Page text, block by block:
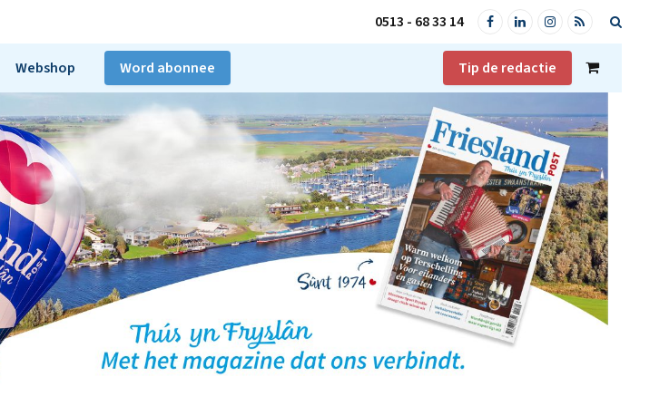
0513 - 68 33 14 FacebookLinkedInInstagram
RSS
Webshop Word abonnee Tip de redactie
Shopping
Cart